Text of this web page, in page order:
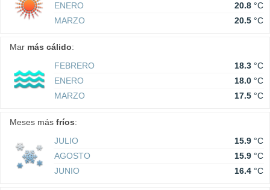
ENERO
20.8 °C
MARZO
20.5 °C
Mar más cálido:
FEBRERO
18.3 °C
ENERO
18.0 °C
MARZO
17.5 °C
Meses más fríos:
JULIO
15.9 °C
AGOSTO
15.9 °C
JUNIO
16.4 °C